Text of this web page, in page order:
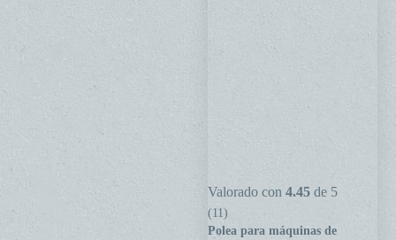
Polea
para
máquinas
Valorado con 4.45de 5
(11)
Polea para máquinas de